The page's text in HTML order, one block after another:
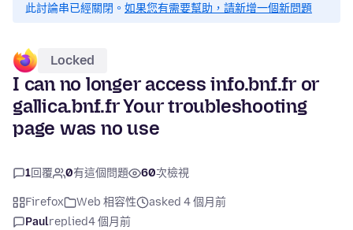
此討論串已經關閉。 如果您有需要幫助，請新增一個新問題
Locked
I can no longer access info.bnf.fr or
gallica.bnf.fr Your troubleshooting
page was no use
1回覆 0有這個問題 60次檢視
Firefox Web 相容性
asked 4 個月前
Paulreplied4 個月前